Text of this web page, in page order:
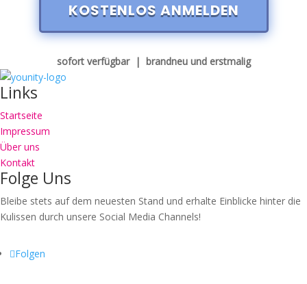
KOSTENLOS ANMELDEN
sofort verfügbar | brandneu und erstmalig
Links
Startseite
Impressum
Über uns
Kontakt
Folge Uns
Bleibe stets auf dem neuesten Stand und erhalte Einblicke hinter die
Kulissen durch unsere Social Media Channels!
Folgen